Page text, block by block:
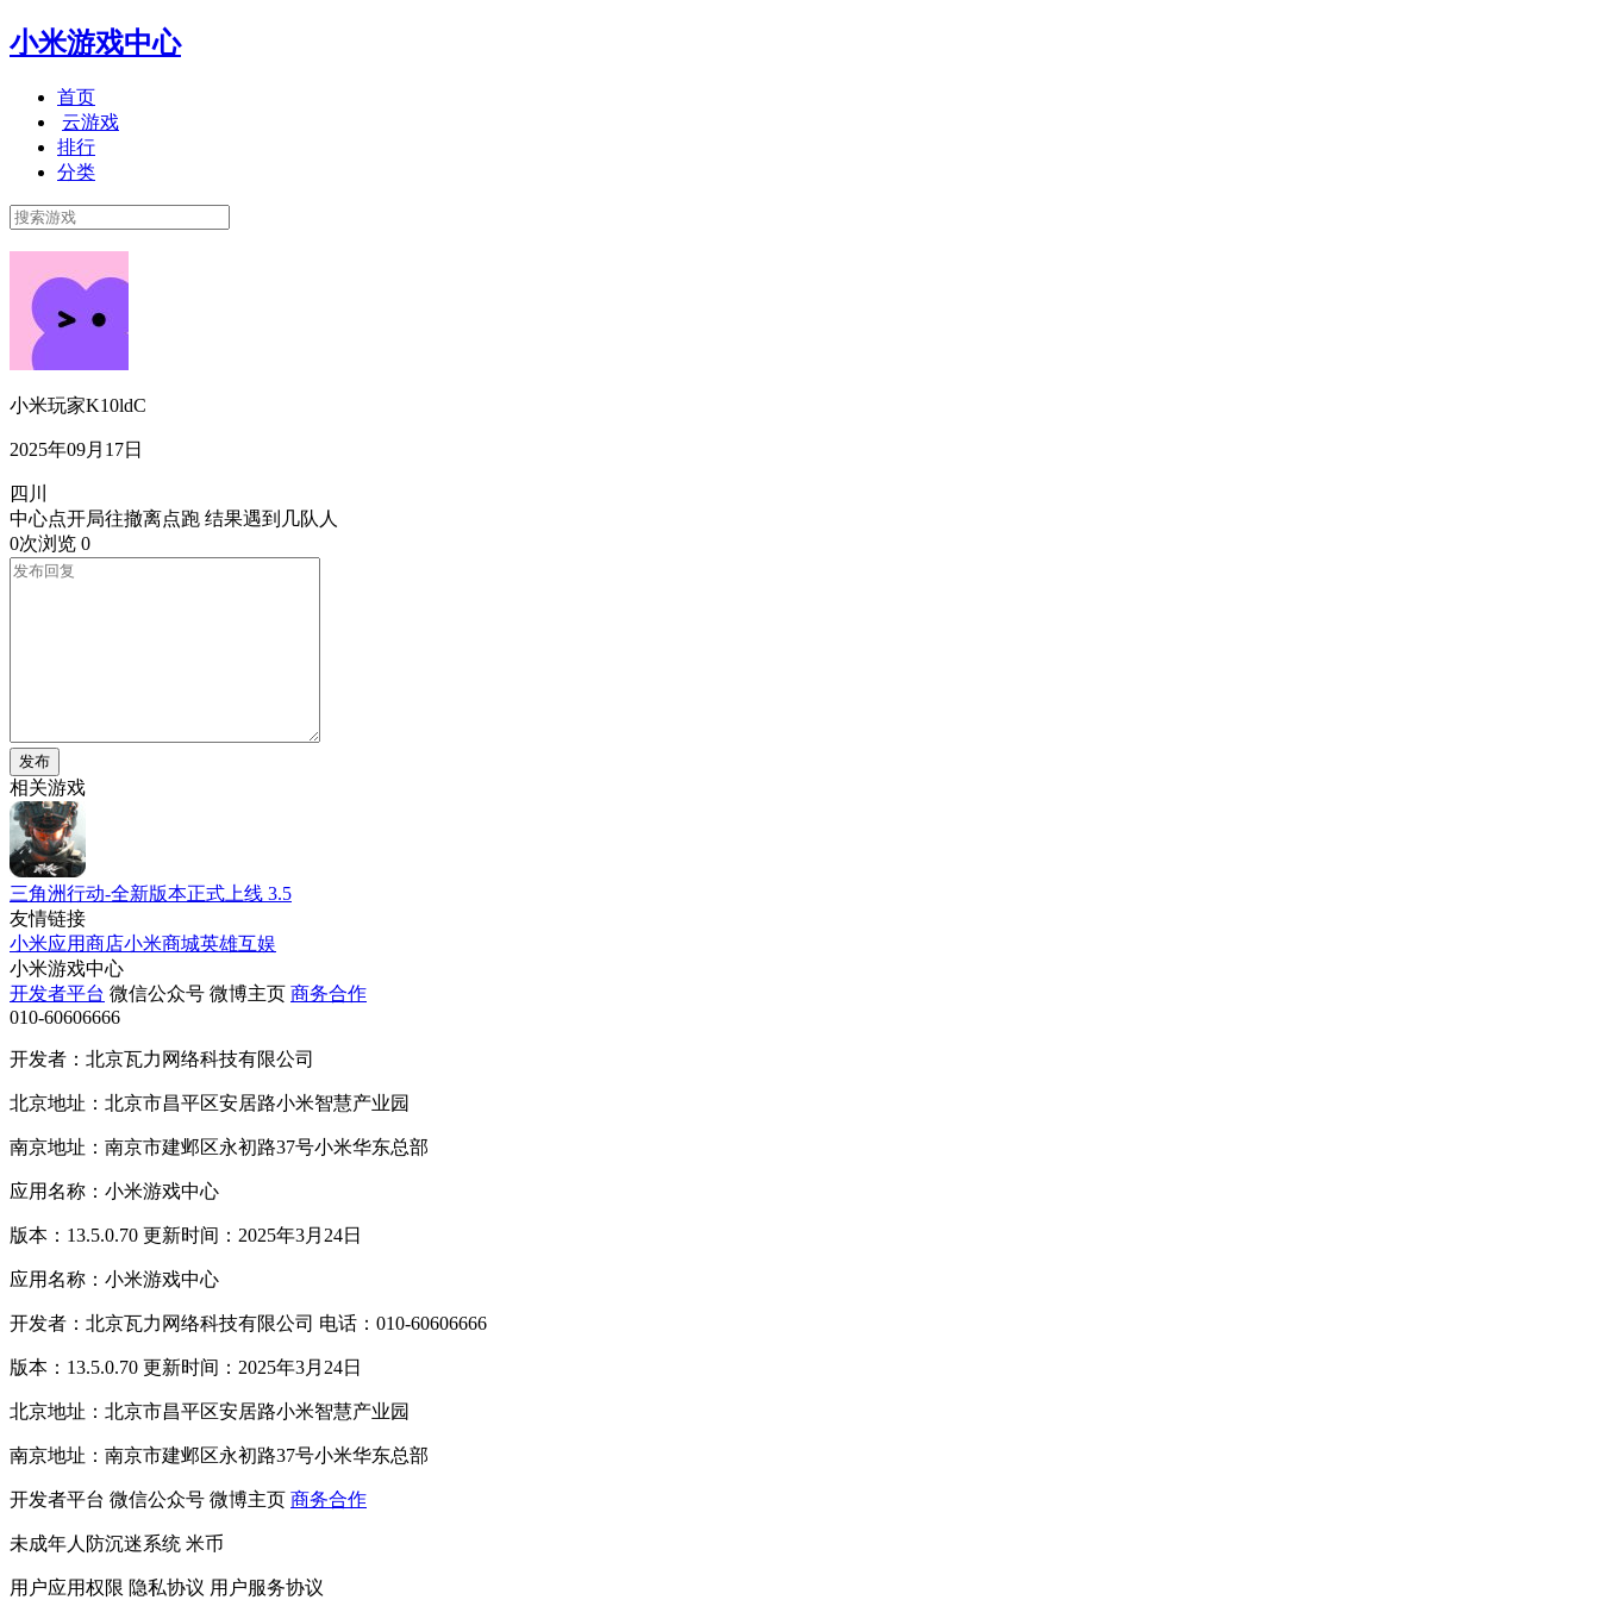
小米游戏中心
首页
云游戏
排行
分类
小米玩家K10ldC
2025年09月17日
四川
中心点开局往撤离点跑 结果遇到几队人
0次浏览 0
发布
相关游戏
三角洲行动-全新版本正式上线 3.5
友情链接
小米应用商店小米商城英雄互娱
小米游戏中心
开发者平台 微信公众号 微博主页 商务合作
010-60606666
开发者：北京瓦力网络科技有限公司
北京地址：北京市昌平区安居路小米智慧产业园
南京地址：南京市建邺区永初路37号小米华东总部
应用名称：小米游戏中心
版本：13.5.0.70 更新时间：2025年3月24日
应用名称：小米游戏中心
开发者：北京瓦力网络科技有限公司 电话：010-60606666
版本：13.5.0.70 更新时间：2025年3月24日
北京地址：北京市昌平区安居路小米智慧产业园
南京地址：南京市建邺区永初路37号小米华东总部
开发者平台 微信公众号 微博主页 商务合作
未成年人防沉迷系统 米币
用户应用权限 隐私协议 用户服务协议